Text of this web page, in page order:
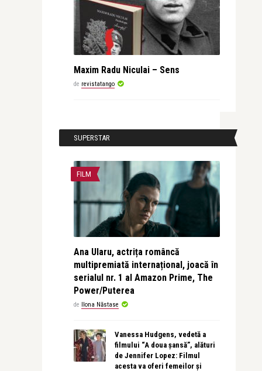
Maxim Radu Niculai – Sens
de revistatango
SUPERSTAR
FILM
Ana Ularu, actrița româncă
multipremiată internațional, joacă în
serialul nr. 1 al Amazon Prime, The
Power/Puterea
de Ilona Năstase
Vanessa Hudgens, vedetă a
filmului “A doua șansă”, alături
de Jennifer Lopez: Filmul
acesta va oferi femeilor și